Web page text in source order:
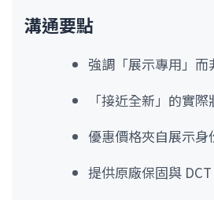
溝通要點
強調「展示專用」而
「接近全新」的實際
優惠價格夾自展示
提供原廠保固與